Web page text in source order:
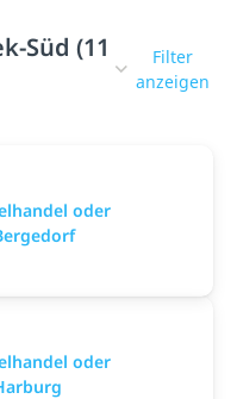
Süd (11
Filter
anzeigen
oder
oder